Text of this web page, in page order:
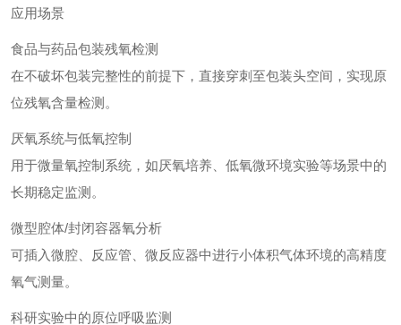
应用场景
食品与药品包装残氧检测
在不破坏包装完整性的前提下，直接穿刺至包装头空间，实现原
位残氧含量检测。
厌氧系统与低氧控制
用于微量氧控制系统，如厌氧培养、低氧微环境实验等场景中的
长期稳定监测。
微型腔体/封闭容器氧分析
可插入微腔、反应管、微反应器中进行小体积气体环境的高精度
氧气测量。
科研实验中的原位呼吸监测